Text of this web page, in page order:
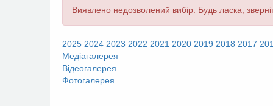
Повідомлення
Виявлено недозволений вибір. Будь ласка,
2025 2024 2023 2022 2021 2020 2019 2018 2017
Медіагалерея
Відеогалерея
Фотогалерея